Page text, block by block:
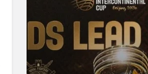
Sistem Modu
Sistem modunu seçin.